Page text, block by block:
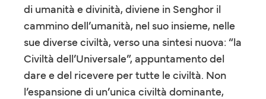
di umanità e divinità, diviene in Senghor il
cammino dell’umanità, nel suo insieme, nelle
sue diverse civiltà, verso una sintesi nuova: “la
Civiltà dell’Universale”, appuntamento del
dare e del ricevere per tutte le civiltà. Non
l’espansione di un’unica civiltà dominante,